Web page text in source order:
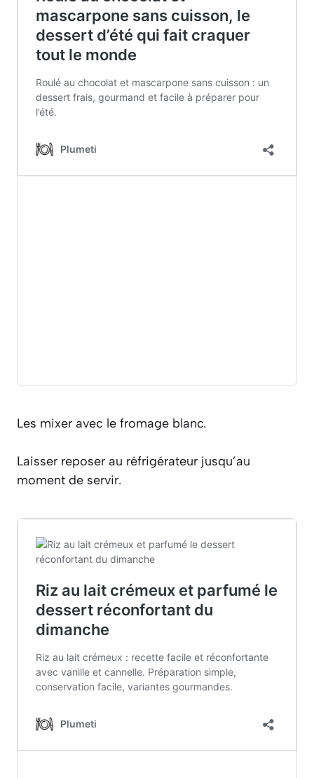
Les mixer avec le fromage blanc.
Laisser reposer au réfrigérateur jusqu’au
moment de servir.